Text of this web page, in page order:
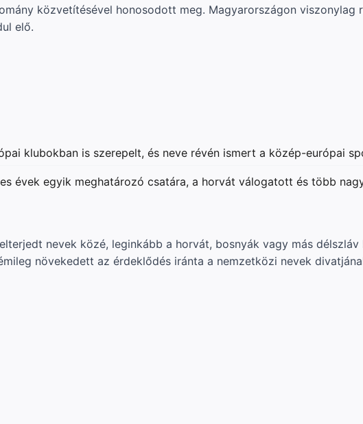
közvetítésével honosodott meg. Magyarországon viszonylag
elő.
klubokban is szerepelt, és neve révén ismert a közép-európai
évek egyik meghatározó csatára, a horvát válogatott és több
nevek közé, leginkább a horvát, bosnyák vagy más
növekedett az érdeklődés iránta a nemzetközi nevek